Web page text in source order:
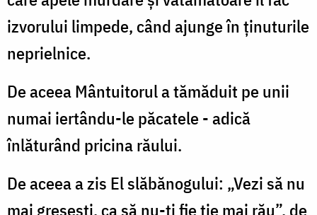
izvorului limpede, când ajunge în ţinuturile
neprielnice.
De aceea Mântuitorul a tămăduit pe unii
numai iertându-le păcatele - adică
înlăturând pricina răului.
De aceea a zis El slăbănogului: „Vezi să nu
mai greşeşti, ca să nu-ţi fie ţie mai rău”, de